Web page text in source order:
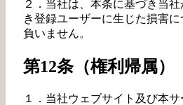
２．当社は、本条に基づき当
き登録ユーザーに生じた損害
負いません。
第12条（権利帰属）
１．当社ウェブサイト及び本